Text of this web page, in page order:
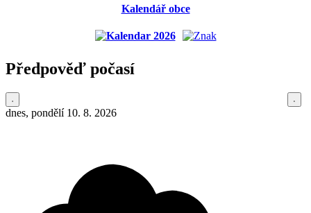
Kalendář obce
Předpověď počasí
dnes, pondělí 10. 8. 2026